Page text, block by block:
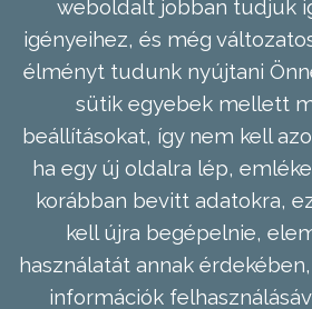
weboldalt jobban tudjuk
igényeihez, és még
élményt tudunk nyújtani
sütik egyebek mellett
beállításokat, így nem kell
ha egy új oldalra lép,
korábban bevitt adatokra,
kell újra begépelnie,
használatát annak
információk